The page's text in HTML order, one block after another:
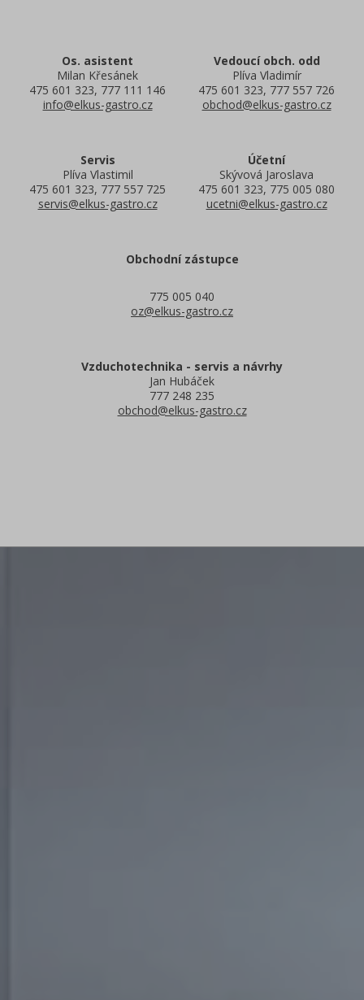
Os. asistent
Milan Křesánek
475 601 323, 777 111 146
info@elkus-gastro.cz
Vedoucí obch. odd
Plíva Vladimír
475 601 323, 777 557 726
obchod@elkus-gastro.cz
Servis
Plíva Vlastimil
475 601 323, 777 557 725
servis@elkus-gastro.cz
Účetní
Skývová Jaroslava
475 601 323, 775 005 080
ucetni@elkus-gastro.cz
Obchodní zástupce
775 005 040
oz@elkus-gastro.cz
Vzduchotechnika - servis a návrhy
Jan Hubáček
777 248 235
obchod@elkus-gastro.cz